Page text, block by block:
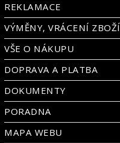
REKLAMACE
VÝMĚNY, VRÁCENÍ ZBOŽÍ
VŠE O NÁKUPU
DOPRAVA A PLATBA
DOKUMENTY
PORADNA
MAPA WEBU